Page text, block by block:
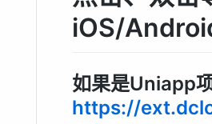
iOS/
如果是Uniapp
https://